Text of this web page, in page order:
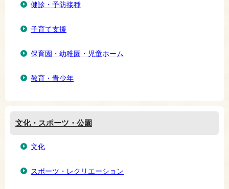
健診・予防接種
子育て支援
保育園・幼稚園・児童ホーム
教育・青少年
文化・スポーツ・公園
文化
スポーツ・レクリエーション